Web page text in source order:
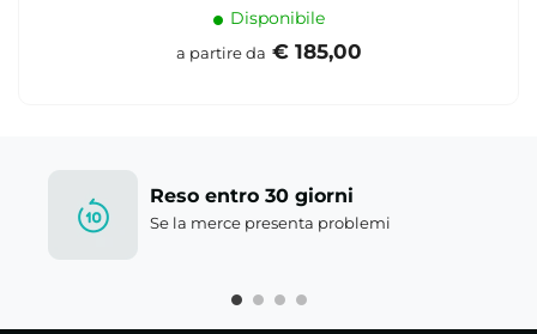
Disponibile
a partire da € 185,00
Reso entro 30 giorni
Se la merce presenta problemi